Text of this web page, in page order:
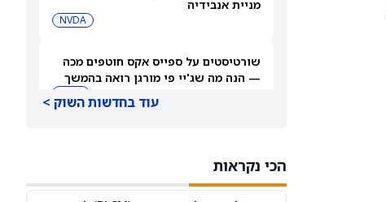
מניית אנבידיה
NVDA
שורטיסטים על ספייס אקס חוטפים מכה
— הנה מה שג'יי פי מורגן רואה בהמשך
הבא… אבל המותג Cursor עלול להיעלם
עוד בחדשות השוק >
הכי נקראות